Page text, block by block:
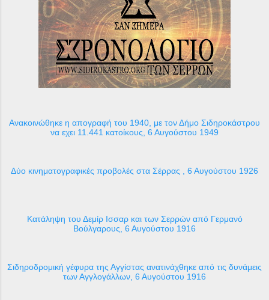
Ανακοινώθηκε η απογραφή του 1940, με τον Δήμο Σιδηροκάστρου
να εχει 11.441 κατοίκους, 6 Αυγούστου 1949
Δύο κινηματογραφικές προβολές στα Σέρρας , 6 Αυγούστου 1926
Κατάληψη του Δεμίρ Ισσαρ και των Σερρών από Γερμανό
Βούλγαρους, 6 Αυγούστου 1916
Σιδηροδρομική γέφυρα της Αγγίστας ανατινάχθηκε από τις δυνάμεις
των Αγγλογάλλων, 6 Αυγούστου 1916